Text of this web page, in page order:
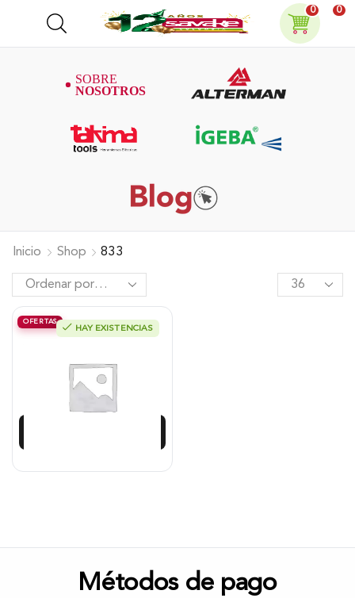
0 0
Inicio Shop 833
OFERTAS
HAY EXISTENCIAS
Motobomba Alterman, Diesel
$2.500.984
$ 2.250.885
Métodos de pago